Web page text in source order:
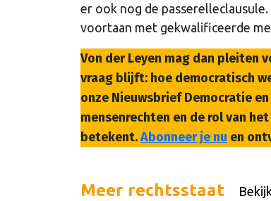
er ook nog de
voortaan met gekwalificeerde
Von der Leyen mag dan pleiten
vraag blijft: hoe democratisch
onze Nieuwsbrief Democratie
mensenrechten en de rol van
betekent.Abonneer je nu en
Meer rechtsstaat